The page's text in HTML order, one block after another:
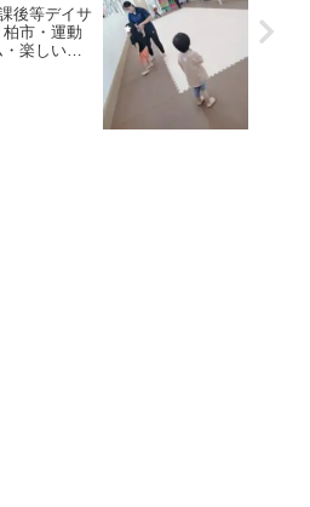
後等デイサ
市・運動
楽しい療